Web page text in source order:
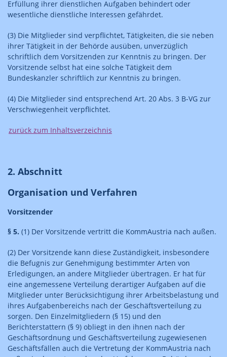
Erfüllung ihrer dienstlichen Aufgaben behindert oder
wesentliche dienstliche Interessen gefährdet.
(3) Die Mitglieder sind verpflichtet, Tätigkeiten, die sie neben
ihrer Tätigkeit in der Behörde ausüben, unverzüglich
schriftlich dem Vorsitzenden zur Kenntnis zu bringen. Der
Vorsitzende selbst hat eine solche Tätigkeit dem
Bundeskanzler schriftlich zur Kenntnis zu bringen.
(4) Die Mitglieder sind entsprechend Art. 20 Abs. 3 B-VG zur
Verschwiegenheit verpflichtet.
zurück zum Inhaltsverzeichnis
2. Abschnitt
Organisation und Verfahren
Vorsitzender
§ 5. (1) Der Vorsitzende vertritt die KommAustria nach außen.
(2) Der Vorsitzende kann diese Zuständigkeit, insbesondere
die Befugnis zur Genehmigung bestimmter Arten von
Erledigungen, an andere Mitglieder übertragen. Er hat für
eine angemessene Verteilung derartiger Aufgaben auf die
Mitglieder unter Berücksichtigung ihrer Arbeitsbelastung und
ihres Aufgabenbereichs nach der Geschäftsverteilung zu
sorgen. Den Einzelmitgliedern (§ 15) und den
Berichterstattern (§ 9) obliegt in den ihnen nach der
Geschäftsordnung und Geschäftsverteilung zugewiesenen
Geschäftsfällen auch die Vertretung der KommAustria nach